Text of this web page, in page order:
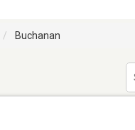
Buchanan